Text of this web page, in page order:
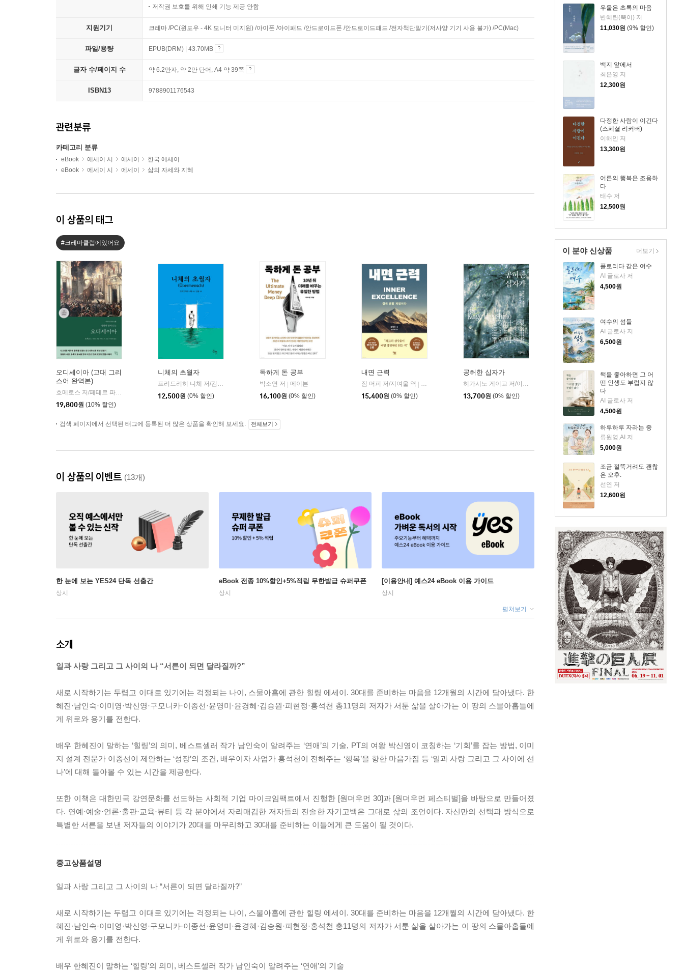
우울은 초록의 마음
반혜린(뿍이) 저
11,030원 (9% 할인)
백지 앞에서
최은영 저
12,300원
다정한 사람이 이긴다
(스페셜 리커버)
이해인 저
13,300원
어른의 행복은 조용하
다
태수 저
12,500원
이 분야 신상품
플로리다 같은 여수
AI 글로사 저
4,500원
여수의 섬들
AI 글로사 저
6,500원
책을 좋아하면 그 어
떤 인생도 부럽지 않
다
AI 글로사 저
4,500원
하루하루 자라는 중
류원영,AI 저
5,000원
조금 절뚝거려도 괜찮
은 오후.
선연 저
12,600원
더보기
저작권 보호를 위해 인쇄 기능 제공 안함
지원기기 크레마 /PC(윈도우 - 4K 모니터 미지원) /아이폰 /아이패드 /안드로이드폰 /안드로이드패드 /전자책단말기(저사양 기기 사용 불가) /PC(Mac)
파일/용량 EPUB(DRM) | 43.70MB
글자 수/페이지 수 약 6.2만자, 약 2만 단어, A4 약 39쪽
ISBN13 9788901176543
관련분류
카테고리 분류
eBook 에세이 시 에세이
한국 에세이
eBook
에세이 시 에세이 삶의 자세와 지혜
이 상품의 태그
#크레마클럽에있어요
오디세이아 (고대 그리
스어 완역본)
| 현대지성
19,800원 (10% 할인)
니체의 초월자
12,500원 (0% 할인)
독하게 돈 공부
박소연 저 | 메이븐
16,100원 (0% 할인)
내면 근력
짐 머피 저/지여울 역 |
15,400원 (0% 할인)
공허한 십자가
자음과모음
13,700원 (0% 할인)
검색 페이지에서 선택된 태그에 등록된 더 많은 상품을 확인해 보세요. 전체보기
이 상품의 이벤트 (13개)
한 눈에 보는 YES24 단독 선출간
상시
eBook 전종 10%할인+5%적립 무한발급 슈퍼쿠폰
상시
[이용안내] 예스24 eBook 이용 가이드
상시
펼쳐보기
소개
일과 사랑 그리고 그 사이의 나 “서른이 되면 달라질까?”
새로 시작하기는 두렵고 이대로 있기에는 걱정되는 나이, 스물아홉에 관한 힐링 에세이. 30대를 준비하는 마음을 12개월의 시간에 담아냈다. 한
혜진·남인숙·이미영·박신영·구모니카·이종선·윤영미·윤경혜·김승원·피현정·홍석천 총11명의 저자가 서툰 삶을 살아가는 이 땅의 스물아홉들에
게 위로와 용기를 전한다.
배우 한혜진이 말하는 ‘힐링’의 의미, 베스트셀러 작가 남인숙이 알려주는 ‘연애’의 기술, PT의 여왕 박신영이 코칭하는 ‘기회’를 잡는 방법, 이미
지 설계 전문가 이종선이 제안하는 ‘성장’의 조건, 배우이자 사업가 홍석천이 전해주는 ‘행복’을 향한 마음가짐 등 ‘일과 사랑 그리고 그 사이에 선
나’에 대해 돌아볼 수 있는 시간을 제공한다.
또한 이책은 대한민국 강연문화를 선도하는 사회적 기업 마이크임팩트에서 진행한 [원더우먼 30]과 [원더우먼 페스티벌]을 바탕으로 만들어졌
다. 연예·예술·언론·출판·교육·뷰티 등 각 분야에서 자리매김한 저자들의 진솔한 자기고백은 그대로 삶의 조언이다. 자신만의 선택과 방식으로
특별한 서른을 보낸 저자들의 이야기가 20대를 마무리하고 30대를 준비하는 이들에게 큰 도움이 될 것이다.
중고상품설명
일과 사랑 그리고 그 사이의 나 “서른이 되면 달라질까?”
새로 시작하기는 두렵고 이대로 있기에는 걱정되는 나이, 스물아홉에 관한 힐링 에세이. 30대를 준비하는 마음을 12개월의 시간에 담아냈다. 한
혜진·남인숙·이미영·박신영·구모니카·이종선·윤영미·윤경혜·김승원·피현정·홍석천 총11명의 저자가 서툰 삶을 살아가는 이 땅의 스물아홉들에
게 위로와 용기를 전한다.
배우 한혜진이 말하는 ‘힐링’의 의미, 베스트셀러 작가 남인숙이 알려주는 ‘연애’의 기술